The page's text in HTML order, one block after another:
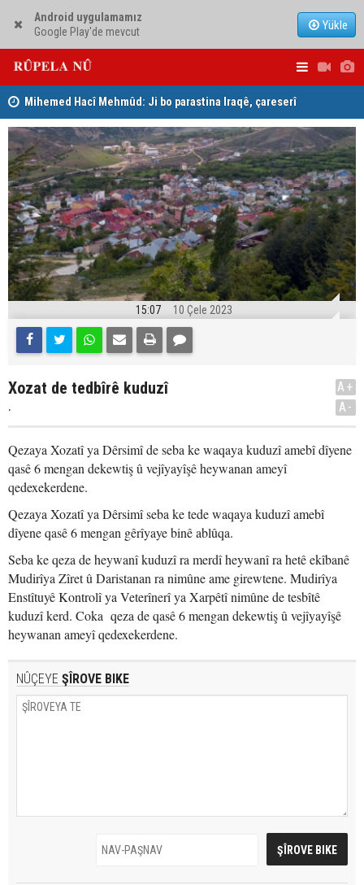
Android uygulamamız
Google Play'de mevcut
Yükle
Mihemed Hacî Mehmûd: Ji bo parastina Iraqê, çareserî
sîstema konfederalî ye Dîcleyê
15:07 10 Çele 2023
Xozat de tedbîrê kuduzî
.
A+
A-
Qezaya Xozatî ya Dêrsimî de seba ke waqaya kuduzî amebî dîyene
qasê 6 mengan dekewtiş û vejîyayîşê heywanan ameyî
qedexekerdene.
Qezaya Xozatî ya Dêrsimî seba ke tede waqaya kuduzî amebî
dîyene qasê 6 mengan gêrîyaye binê ablûqa.
Seba ke qeza de heywanî kuduzî ra merdî heywanî ra hetê ekîbanê
Mudirîya Zîret û Daristanan ra nimûne ame girewtene. Mudirîya
Enstîtuyê Kontrolî ya Veterînerî ya Xarpêtî nimûne de tesbîtê
kuduzî kerd. Coka qeza de qasê 6 mengan dekewtiş û vejîyayîşê
heywanan ameyî qedexekerdene.
NÛÇEYE ŞÎROVE BIKE